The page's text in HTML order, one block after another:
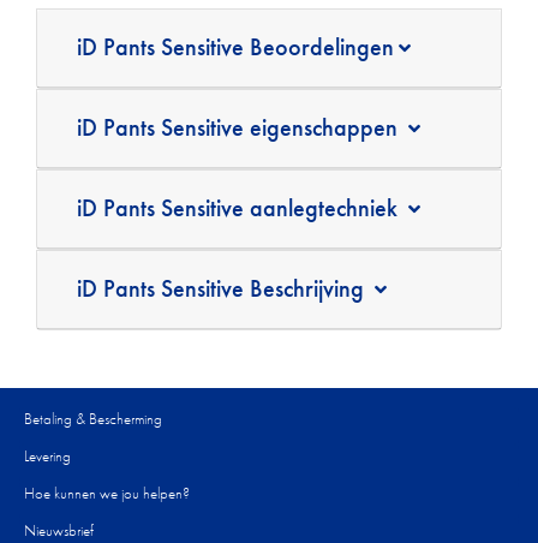
iD Pants Sensitive Beoordelingen
iD Pants Sensitive eigenschappen
iD Pants Sensitive aanlegtechniek
iD Pants Sensitive Beschrijving
Betaling & Bescherming
Levering
Hoe kunnen we jou helpen?
Nieuwsbrief